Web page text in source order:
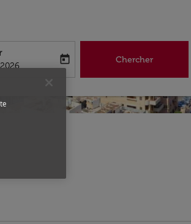
return-date-aria-label
today Chercher